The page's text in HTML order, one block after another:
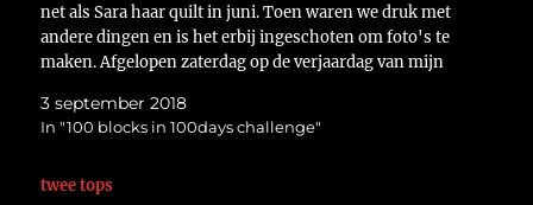
net als Sara haar quilt in juni. Toen waren we druk met
andere dingen en is het erbij ingeschoten om foto's te
maken. Afgelopen zaterdag op de verjaardag van mijn
3 september 2018
In "100 blocks in 100days challenge"
twee tops